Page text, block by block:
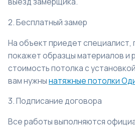
2. Бесплатный замер
На объект приедет специалист,
покажет образцы материалов и
стоимость потолка с
вам нужнынатяжные потолки
3. Подписание договора
Все работы выполняются